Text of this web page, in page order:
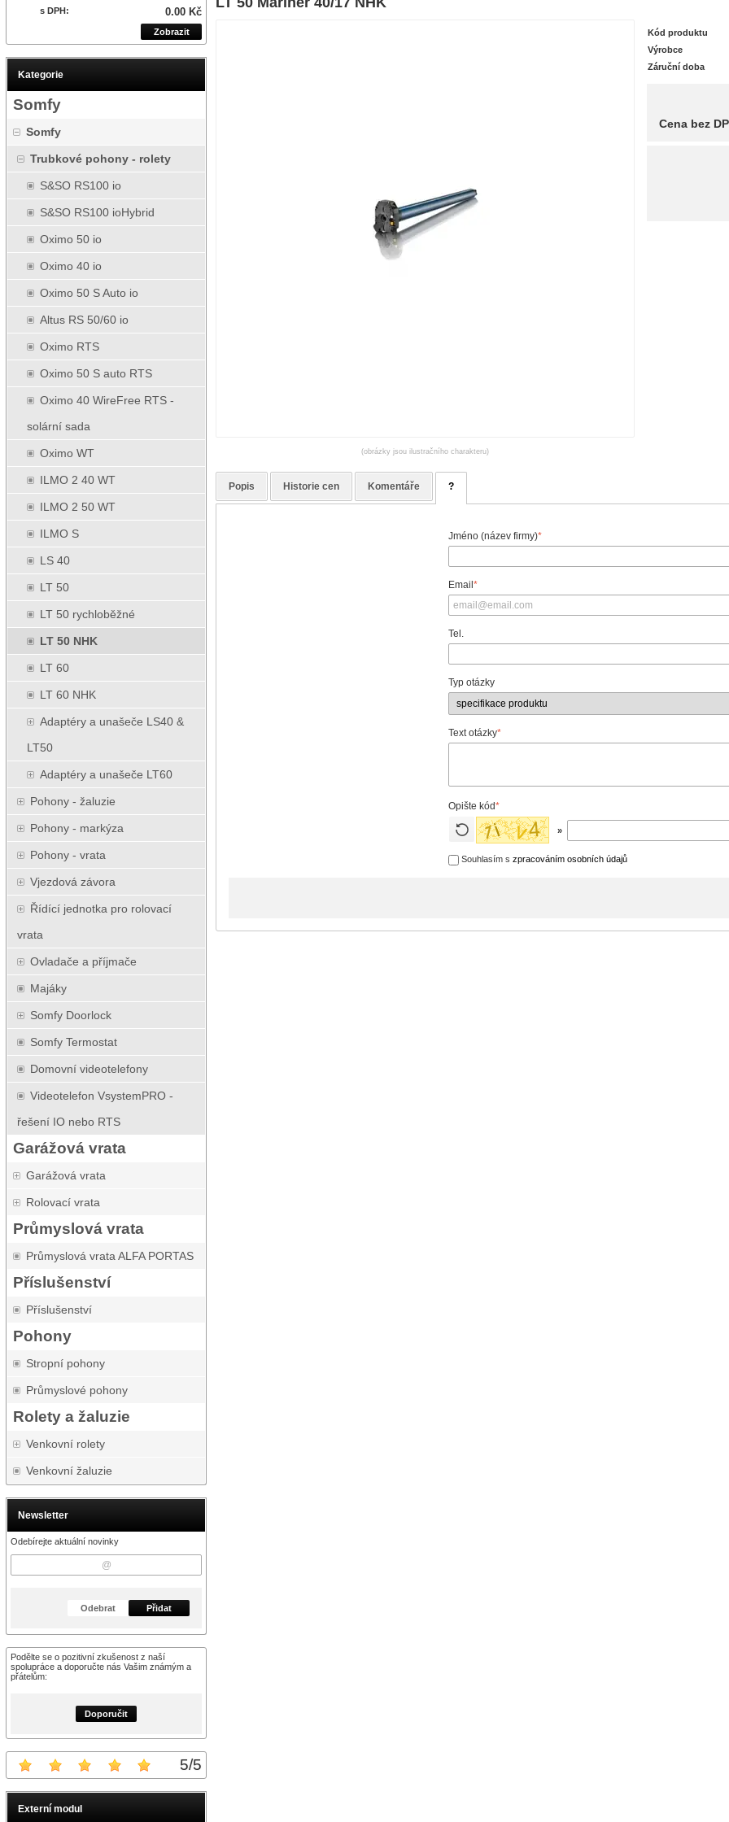
s DPH: 0.00 Kč
Zobrazit
Kategorie
Somfy
Somfy
Trubkové pohony - rolety
S&SO RS100 io
S&SO RS100 ioHybrid
Oximo 50 io
Oximo 40 io
Oximo 50 S Auto io
Altus RS 50/60 io
Oximo RTS
Oximo 50 S auto RTS
Oximo 40 WireFree RTS -
solární sada
Oximo WT
ILMO 2 40 WT
ILMO 2 50 WT
ILMO S
LS 40
LT 50
LT 50 rychloběžné
LT 50 NHK
LT 60
LT 60 NHK
Adaptéry a unašeče LS40 &
LT50
Adaptéry a unašeče LT60
Pohony - žaluzie
Pohony - markýza
Pohony - vrata
Vjezdová závora
Řídící jednotka pro rolovací
vrata
Ovladače a příjmače
Majáky
Somfy Doorlock
Somfy Termostat
Domovní videotelefony
Videotelefon VsystemPRO -
řešení IO nebo RTS
Garážová vrata
Garážová vrata
Rolovací vrata
Průmyslová vrata
Průmyslová vrata ALFA PORTAS
Příslušenství
Příslušenství
Pohony
Stropní pohony
Průmyslové pohony
Rolety a žaluzie
Venkovní rolety
Venkovní žaluzie
Newsletter
Odebírejte aktuální novinky
Odebrat Přidat
Podělte se o pozitivní zkušenost z naší
spolupráce a doporučte nás Vašim známým a
přátelům:
Doporučit
5/5
Externí modul
(obrázky jsou ilustračního charakteru)
Kód produktu
Výrobce
Záruční doba
Cena bez
Popis Historie cen Komentáře ?
Jméno (název firmy)*
Email*
Tel.
Typ otázky
Text otázky*
Opište kód*
»
Souhlasím szpracováním osobních údajů